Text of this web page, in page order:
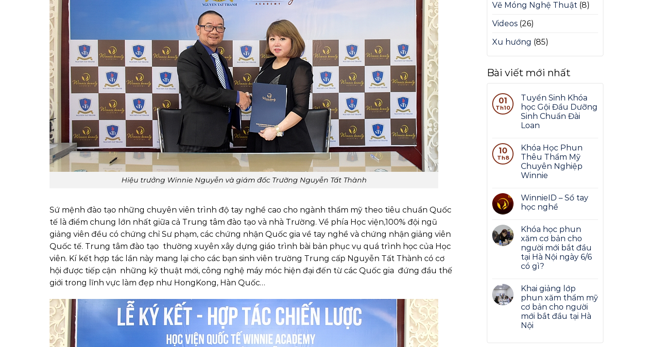
Hiệu trưởng Winnie Nguyễn và giám đốc Trường Nguyễn Tất Thành
Sứ mệnh đào tạo những chuyên viên trình độ tay nghề cao cho ngành thẩm mỹ theo tiêu chuẩn Quốc
tế là điểm chung lớn nhất giữa cả Trung tâm đào tạo và nhà Trường. Về phía Học viện,100% đội ngũ
giảng viên đều có chứng chỉ Sư phạm, các chứng nhận Quốc gia về tay nghề và chứng nhận giảng viên
Quốc tế. Trung tâm đào tạo thường xuyên xây dựng giáo trình bài bản phục vụ quá trình học của Học
viên. Kí kết hợp tác lần này mang lại cho các bạn sinh viên trường Trung cấp Nguyễn Tất Thành có cơ
hội được tiếp cận những kỹ thuật mới, công nghệ máy móc hiện đại đến từ các Quốc gia đứng đầu thế
giới trong lĩnh vực làm đẹp như HongKong, Hàn Quốc…
Vẽ Móng Nghệ Thuật (8)
Videos (26)
Xu hướng (85)
Bài viết mới nhất
01
Th10
Tuyển Sinh Khóa
học Gội Đầu Dưỡng
Sinh Chuẩn Đài
Loan
10
Th8
Khóa Học Phun
Thêu Thẩm Mỹ
Chuyên Nghiệp
Winnie
WinnieID – Sổ tay
học nghề
Khóa học phun
xăm cơ bản cho
người mới bắt đầu
tại Hà Nội ngày 6/6
có gì?
Khai giảng lớp
phun xăm thẩm mỹ
cơ bản cho người
mới bắt đầu tại Hà
Nội